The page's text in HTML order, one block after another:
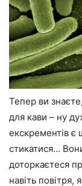
Тепер ви
для кави – ну
екскрементів
стикатися…
доторкаєтеся
навіть